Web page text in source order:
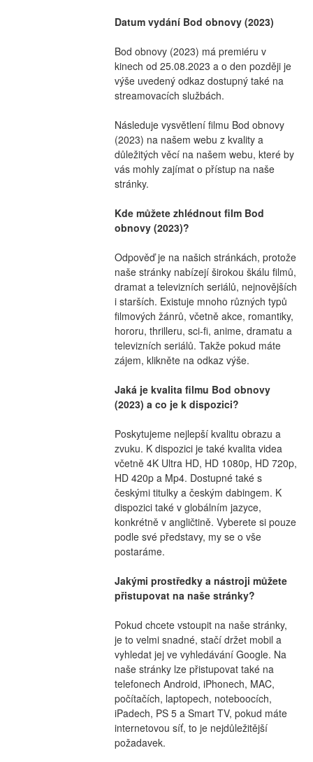
Datum vydání Bod obnovy (2023)
Bod obnovy (2023) má premiéru v
kinech od 25.08.2023 a o den později je
výše uvedený odkaz dostupný také na
streamovacích službách.
Následuje vysvětlení filmu Bod obnovy
(2023) na našem webu z kvality a
důležitých věcí na našem webu, které by
vás mohly zajímat o přístup na naše
stránky.
Kde můžete zhlédnout film Bod
obnovy (2023)?
Odpověď je na našich stránkách, protože
naše stránky nabízejí širokou škálu filmů,
dramat a televizních seriálů, nejnovějších
i starších. Existuje mnoho různých typů
filmových žánrů, včetně akce, romantiky,
hororu, thrilleru, sci-fi, anime, dramatu a
televizních seriálů. Takže pokud máte
zájem, klikněte na odkaz výše.
Jaká je kvalita filmu Bod obnovy
(2023) a co je k dispozici?
Poskytujeme nejlepší kvalitu obrazu a
zvuku. K dispozici je také kvalita videa
včetně 4K Ultra HD, HD 1080p, HD 720p,
HD 420p a Mp4. Dostupné také s
českými titulky a českým dabingem. K
dispozici také v globálním jazyce,
konkrétně v angličtině. Vyberete si pouze
podle své představy, my se o vše
postaráme.
Jakými prostředky a nástroji můžete
přistupovat na naše stránky?
Pokud chcete vstoupit na naše stránky,
je to velmi snadné, stačí držet mobil a
vyhledat jej ve vyhledávání Google. Na
naše stránky lze přistupovat také na
telefonech Android, iPhonech, MAC,
počítačích, laptopech, noteboocích,
iPadech, PS 5 a Smart TV, pokud máte
internetovou síť, to je nejdůležitější
požadavek.